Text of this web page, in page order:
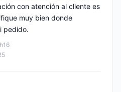
con atención al cliente es
muy bien donde
pedido.